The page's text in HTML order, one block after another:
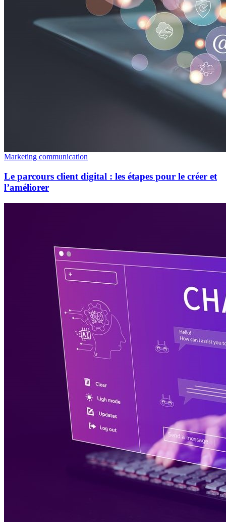
Marketing communication
Le parcours client digital : les étapes pour le créer et
l’améliorer